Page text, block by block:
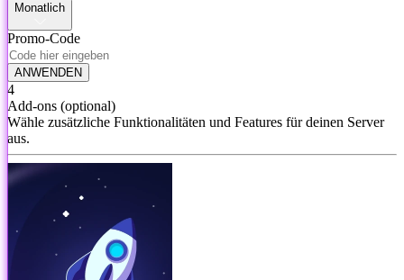
Monatlich
Promo-Code
ANWENDEN
4
Add-ons (optional)
Wähle zusätzliche Funktionalitäten und Features für deinen Server
aus.